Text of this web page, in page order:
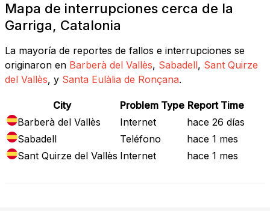
Mapa de interrupciones cerca de la
Garriga, Catalonia
La mayoría de reportes de fallos e interrupciones se
originaron en Barberà del Vallès, Sabadell, Sant Quirze
del Vallès, y Santa Eulàlia de Ronçana.
City Problem Type Report Time
Barberà del Vallès
Internet
hace 26 días
Sabadell
Teléfono
hace 1 mes
Sant Quirze del Vallès Internet hace 1 mes